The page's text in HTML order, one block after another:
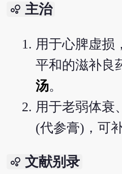
bubble_chart 主治
用于心脾虚损
平和的滋补良
汤。
用于老弱体衰
(代参膏)，可
bubble_chart 文献别录